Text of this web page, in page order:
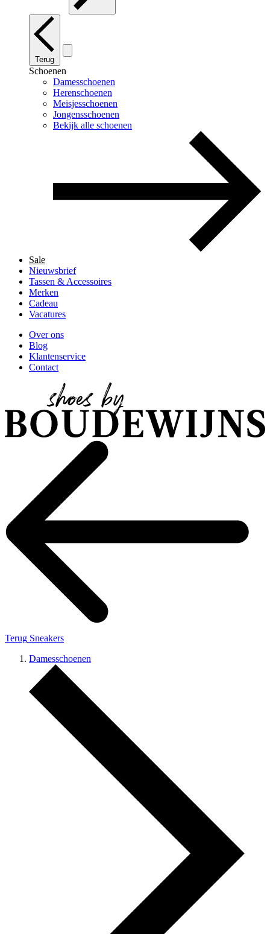
Terug
Schoenen
Damesschoenen
Herenschoenen
Meisjesschoenen
Jongensschoenen
Bekijk alle schoenen
Sale
Nieuwsbrief
Tassen & Accessoires
Merken
Cadeau
Vacatures
Over ons
Blog
Klantenservice
Contact
Terug Sneakers
Damesschoenen